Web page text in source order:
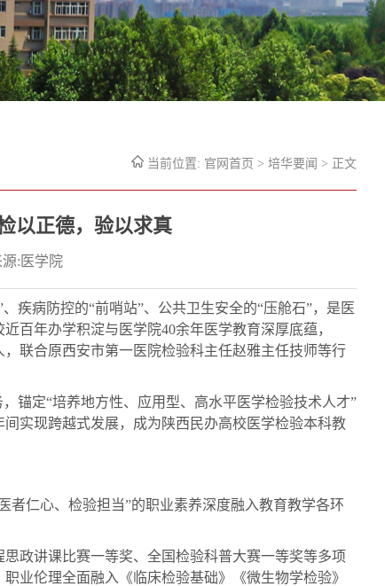
当前位置: 官网首页 > 培华要闻 > 正文
以正德，验以求真
源:医学院
疾病防控的“前哨站”、公共卫生安全的“压舱石”，是医
百年办学积淀与医学院40余年医学教育深厚底蕴，
联合原西安市第一医院检验科主任赵雅主任技师等行
锚定“培养地方性、应用型、高水平医学检验技术人才”
实现跨越式发展，成为陕西民办高校医学检验本科教
者仁心、检验担当”的职业素养深度融入教育教学各环
政讲课比赛一等奖、全国检验科普大赛一等奖等多项
业伦理全面融入《临床检验基础》《微生物学检验》